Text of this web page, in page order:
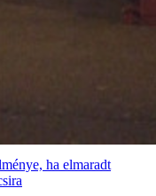
ha elmaradt